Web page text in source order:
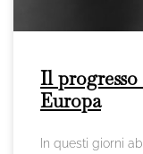
Il
Europa
In questi giorni